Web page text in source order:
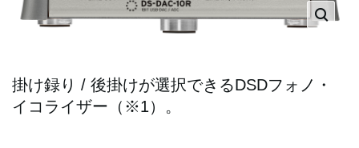
掛け録り / 後掛けが選択できるDSDフォノ・
イコライザー（※1）。